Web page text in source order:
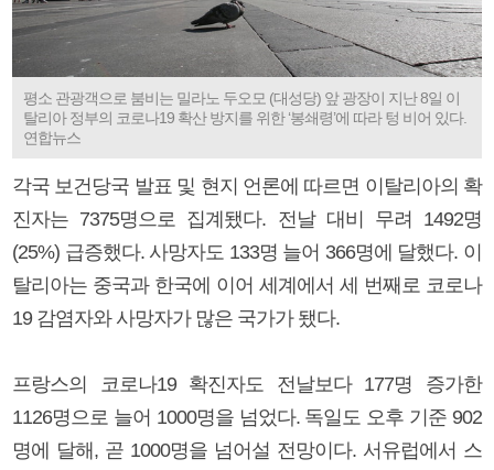
평소 관광객으로 붐비는 밀라노 두오모 (대성당) 앞 광장이 지난 8일 이
탈리아 정부의 코로나19 확산 방지를 위한 ‘봉쇄령’에 따라 텅 비어 있다.
연합뉴스
각국 보건당국 발표 및 현지 언론에 따르면 이탈리아의 확
진자는 7375명으로 집계됐다. 전날 대비 무려 1492명
(25%) 급증했다. 사망자도 133명 늘어 366명에 달했다. 이
탈리아는 중국과 한국에 이어 세계에서 세 번째로 코로나
19 감염자와 사망자가 많은 국가가 됐다.
프랑스의 코로나19 확진자도 전날보다 177명 증가한
1126명으로 늘어 1000명을 넘었다. 독일도 오후 기준 902
명에 달해, 곧 1000명을 넘어설 전망이다. 서유럽에서 스